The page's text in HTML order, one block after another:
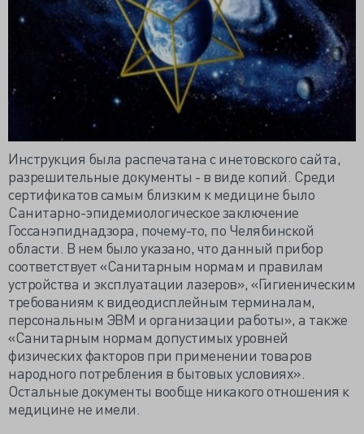
Инструкция была распечатана с инетовского сайта,
разрешительные документы - в виде копий. Среди
сертификатов самым близким к медицине было
Санитарно-эпидемиологическое заключение
Госсанэпиднадзора, почему-то, по Челябинской
области. В нем было указано, что данный прибор
соответствует «Санитарным нормам и правилам
устройства и эксплуатации лазеров», «Гигиеническим
требованиям к видеодисплейным терминалам,
персональным ЭВМ и организации работы», а также
«Санитарным нормам допустимых уровней
физических факторов при применении товаров
народного потребления в бытовых условиях».
Остальные документы вообще никакого отношения к
медицине не имели.